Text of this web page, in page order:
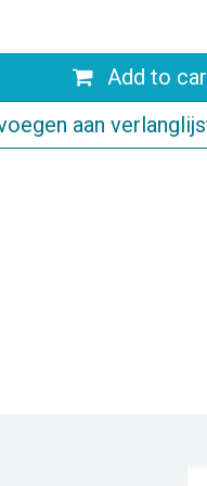
Add to
aan